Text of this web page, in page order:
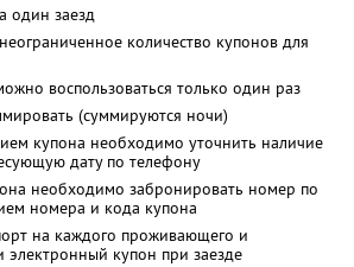
один заезд
количество купонов для
воспользоваться только один раз
(суммируются ночи)
купона необходимо уточнить наличие
дату по телефону
необходимо забронировать номер по
номера и кода купона
на каждого проживающего и
электронный купон при заезде